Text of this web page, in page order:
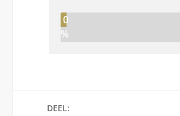
0
%
DEEL: